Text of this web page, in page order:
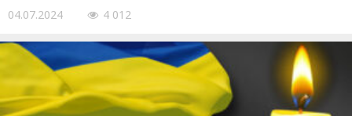
04.07.2024 4 012